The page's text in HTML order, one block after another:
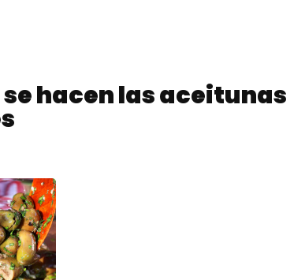
hacen las aceitunas